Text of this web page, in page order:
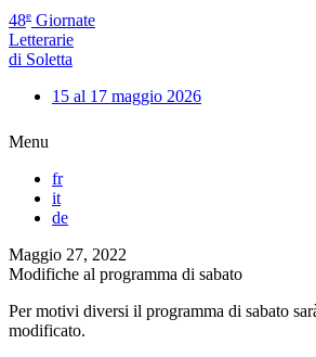
48e Giornate
Letterarie
di Soletta
15 al 17 maggio 2026
Menu
fr
it
de
Maggio 27, 2022
Modifiche al programma di sabato
Per motivi diversi il programma di sabato
modificato.